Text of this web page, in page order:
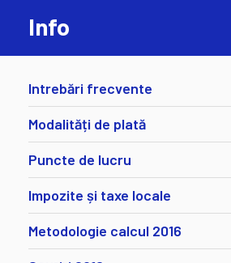
Info
Intrebări frecvente
Modalități de plată
Puncte de lucru
Impozite și taxe locale
Metodologie calcul 2016